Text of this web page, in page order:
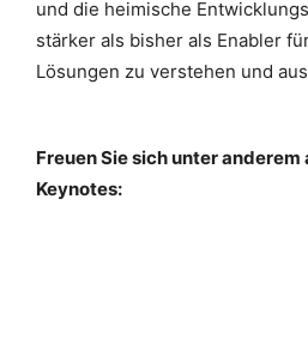
und die heimische
stärker als bisher als Enabler
Lösungen zu verstehen und
Freuen Sie sich unter
Keynotes: